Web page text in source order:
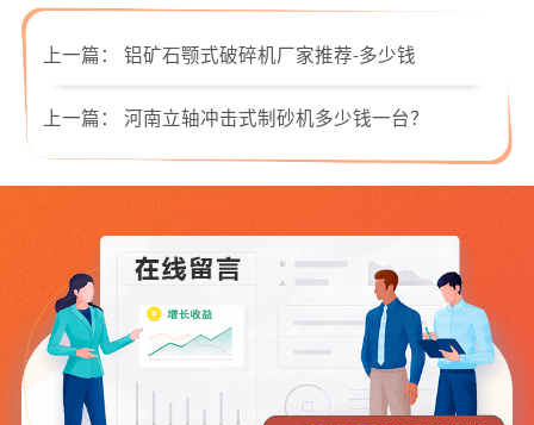
上一篇： 铝矿石颚式破碎机厂家推荐-多少钱
上一篇： 河南立轴冲击式制砂机多少钱一台？